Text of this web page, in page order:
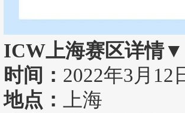
ICW上海赛区详情▼
时间： 2022年3月12
地点：
上海